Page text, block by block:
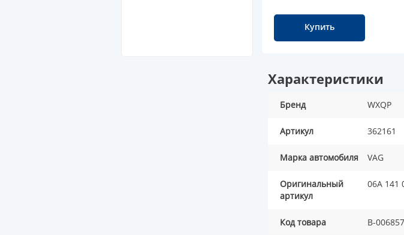
Купить
Характеристики
Бренд WXQP
Артикул 362161
Марка автомобиля VAG
Оригинальный
артикул
06A 141
Код товара B-006857